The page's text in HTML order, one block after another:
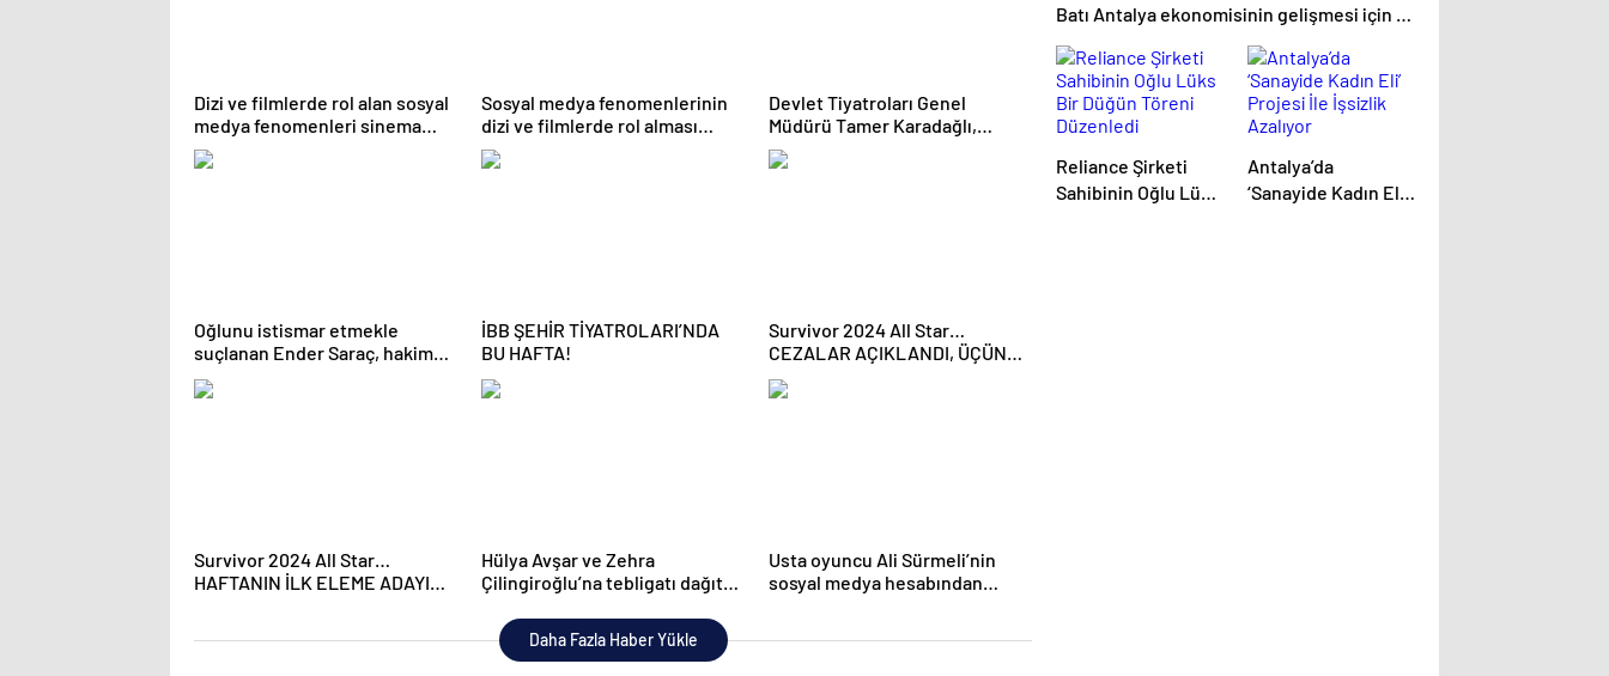
Dizi ve filmlerde rol alan sosyal
medya fenomenleri sinema
sektöründe kaliteyi düşürüyor
Sosyal medya fenomenlerinin
dizi ve filmlerde rol alması
tartışmalara neden oluyor
Devlet Tiyatroları Genel
Müdürü Tamer Karadağlı,
EGEKAF 24’e konuk oldu
Oğlunu istismar etmekle
suçlanan Ender Saraç, hakim
karşısında gözyaşlarına
boğuldu
İBB ŞEHİR TİYATROLARI’NDA
BU HAFTA!
Survivor 2024 All Star…
CEZALAR AÇIKLANDI, ÜÇÜNCÜ
ELEME ADAYI BELLİ OLDU!
Survivor 2024 All Star…
HAFTANIN İLK ELEME ADAYI
Hülya Avşar ve Zehra
Çilingiroğlu’na tebligatı dağıtan
Usta oyuncu Ali Sürmeli’nin
sosyal medya hesabından
Daha Fazla Haber Yükle
Batı Antalya ekonomisinin gelişmesi için iş
Reliance Şirketi
Sahibinin Oğlu Lüks
Antalya’da
‘Sanayide Kadın Eli’